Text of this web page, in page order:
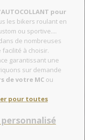
AUTOCOLLANT pour
les bikers roulant en
ou sportive....
de nombreuses
à choisir.
garantissant une
sur demande
de votre MCou
pour toutes